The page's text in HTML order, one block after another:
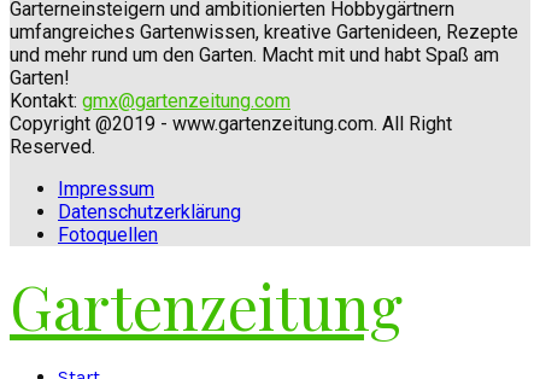
Garterneinsteigern und ambitionierten Hobbygärtnern
umfangreiches Gartenwissen, kreative Gartenideen, Rezepte
und mehr rund um den Garten. Macht mit und habt Spaß am
Garten!
Kontakt: gmx@gartenzeitung.com
Copyright @2019 - www.gartenzeitung.com. All Right
Reserved.
Impressum
Datenschutzerklärung
Fotoquellen
Gartenzeitung